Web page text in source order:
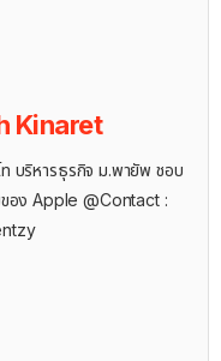
Kinaret
บริหารธุรกิจ ม.พายัพ ชอบ
อง Apple @Contact :